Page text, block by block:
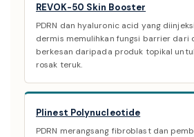
REVOK-50 Skin Booster
PDRN dan hyaluronic acid yang
dermis memulihkan fungsi barrier dari
berkesan daripada produk topikal
rosak teruk.
Plinest Polynucleotide
PDRN merangsang fibroblast dan